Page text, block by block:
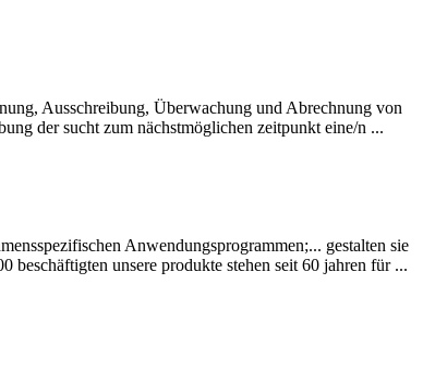
Ausschreibung, Überwachung und Abrechnung von
der sucht zum nächstmöglichen zeitpunkt eine/n ...
Anwendungsprogrammen;... gestalten sie
beschäftigten unsere produkte stehen seit 60 jahren für ...